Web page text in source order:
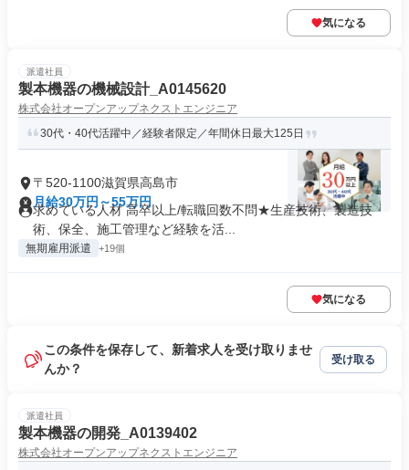
気になる
派遣社員
製本機器の機械設計_A0145620
株式会社オープンアップネクストエンジニア
30代・40代活躍中／経験者限定／年間休日最大125日
〒520-1100滋賀県高島市
月給30万円～55万円
求めている人材 高卒以上/転職回数不問★生産技術、製造技
術、保全、施工管理など経験を活...
無期雇用派遣 +19個
気になる
この条件を保存して、新着求人を受け取りませ
んか？
受け取る
派遣社員
製本機器の開発_A0139402
株式会社オープンアップネクストエンジニア